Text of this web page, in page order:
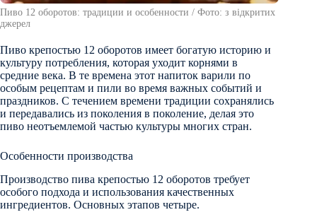
Пиво 12 оборотов: традиции и особенности / Фото: з відкритих
джерел
Пиво крепостью 12 оборотов имеет богатую историю и
культуру потребления, которая уходит корнями в
средние века. В те времена этот напиток варили по
особым рецептам и пили во время важных событий и
праздников. С течением времени традиции сохранялись
и передавались из поколения в поколение, делая это
пиво неотъемлемой частью культуры многих стран.
Особенности производства
Производство пива крепостью 12 оборотов требует
особого подхода и использования качественных
ингредиентов. Основных этапов четыре.